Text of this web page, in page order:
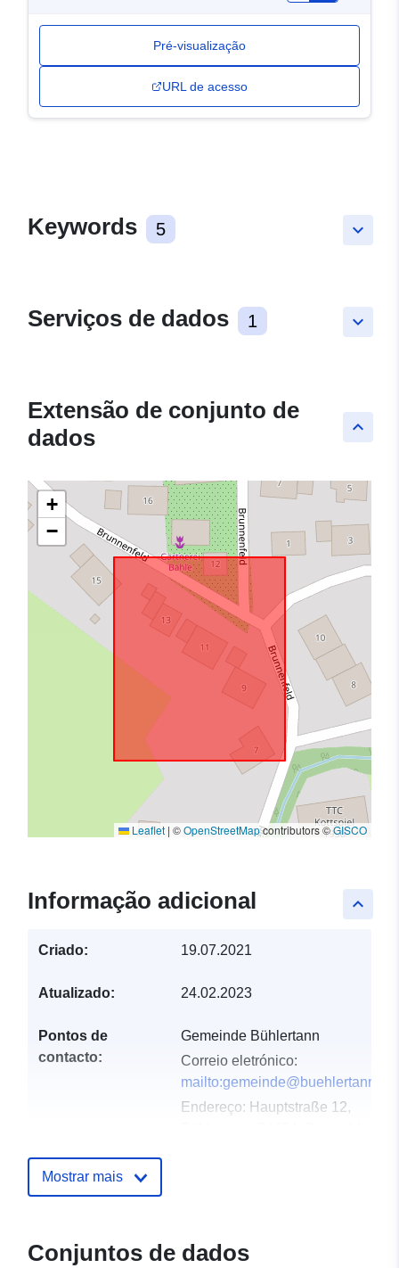
Pré-visualização
URL de acesso
keyboard_arrow_down
Keywords 5
keyboard_arrow_down
Serviços de dados 1
keyboard_arrow_up
Extensão de conjunto de
dados
+
−
Leaflet | ©OpenStreetMapcontributors ©GISCO
keyboard_arrow_up
Informação adicional
Criado: 19.07.2021
Atualizado: 24.02.2023
Pontos de
contacto:
Gemeinde Bühlertann
Correio eletrónico:
mailto:gemeinde@buehlertann.de
Endereço: Hauptstraße 12,
Registo do
Atualizado em data.europa.eu:
Mostrar mais
Conjuntos de dados